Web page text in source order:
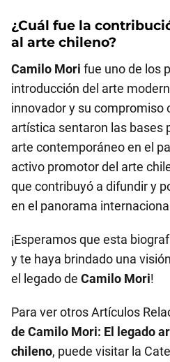
¿Cuál fue la
al arte chileno?
Camilo Mori fue uno de los
introducción del arte
innovador y su compromiso
artística sentaron las bases
arte contemporáneo en el
activo promotor del arte
que contribuyó a difundir y
en el panorama
¡Esperamos que esta
y te haya brindado una
el legado de Camilo Mori!
Para ver otros Artículos
de Camilo Mori: El legado
chileno, puede visitar la